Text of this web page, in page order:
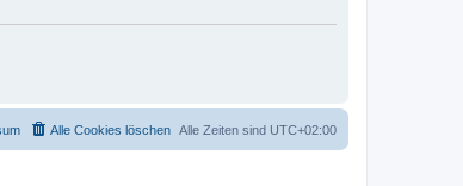
Alle Zeiten sind UTC+02:00
Alle Cookies löschen